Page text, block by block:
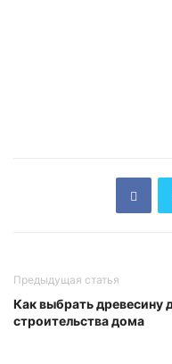
Предыдущая статья
Как выбрать древесину
строительства дома